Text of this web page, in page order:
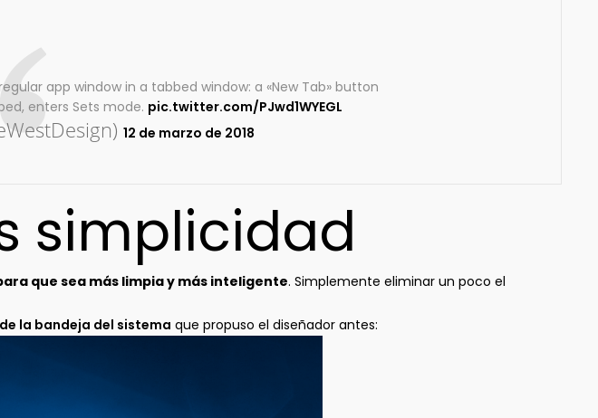
app window in a tabbed window: a «New Tab» button
enters Sets mode. pic.twitter.com/PJwd1WYEGL
12 de marzo de 2018
simplicidad
que sea más limpia y más inteligente. Simplemente eliminar un poco el
la bandeja del sistema que propuso el diseñador antes: